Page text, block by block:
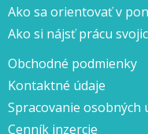
Ako sa orientovať v
Ako si nájsť prácu
Obchodné podmienky
Kontaktné údaje
Spracovanie osobných
Cenník inzercie